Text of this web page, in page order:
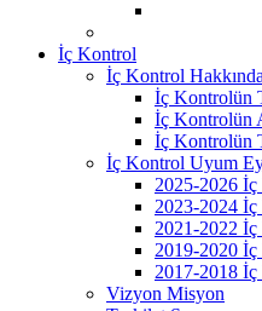
İç Kontrol
İç Kontrol Hakkında
İç Kontrolün
İç Kontrolün
İç Kontrolün
İç Kontrol Uyum
2025-2026 İç
2023-2024 İç
2021-2022 İç
2019-2020 İç
2017-2018 İç
Vizyon Misyon